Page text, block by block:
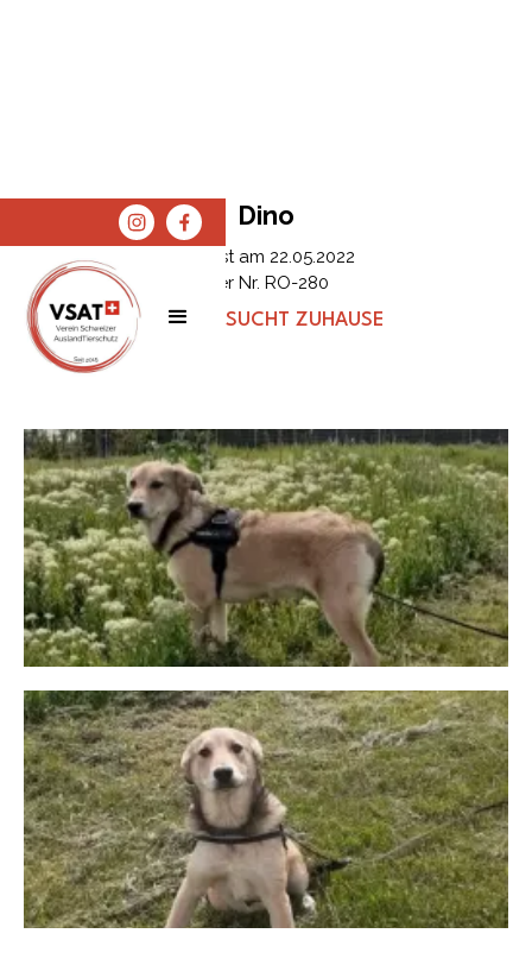
SPENDEN
SHOP
Dino
Erfasst am 22.05.2022
Tier Nr. RO-280
STATUS: SUCHT ZUHAUSE